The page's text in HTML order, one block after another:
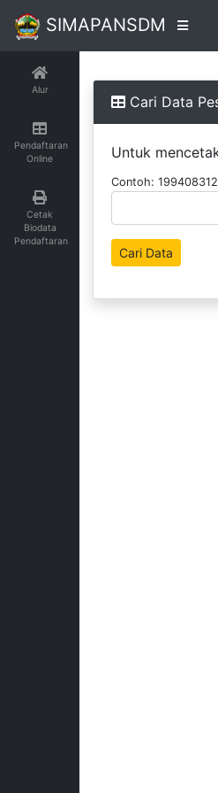
SIMAPANSDM
Alur
Pendaftaran
Online
Cetak
Biodata
Pendaftaran
Cari Data
Untuk
Contoh: